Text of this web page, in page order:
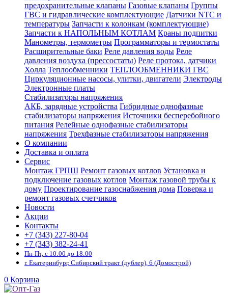
предохранительные клапаны Газовые клапаны Группы
ГВС и гидравлические комплектующие Датчики NTC и
температуры Запчасти к колонкам (комплектующие)
Запчасти к НАПОЛЬНЫМ КОТЛАМ Краны подпитки
Манометры, термометры Программаторы и термостаты
Расширительные баки Реле давления воды Реле
давления воздуха (прессостаты) Реле протока, датчики
Холла Теплообменники ТЕПЛООБМЕННИКИ ГВС
Циркуляционные насосы, улитки, двигатели Электроды
Электронные платы
Стабилизаторы напряжения
АКБ, зарядные устройства Гибридные однофазные
стабилизаторы напряжения Источники бесперебойного
питания Релейные однофазные стабилизаторы
напряжения Трехфазные стабилизаторы напряжения
О компании
Доставка и оплата
Сервис
Монтаж ГРПШ Ремонт газовых котлов Установка и
подключение газовых котлов Монтаж газовой трубы к
дому Проектирование газоснабжения дома Поверка и
ремонт газовых счетчиков
Новости
Акции
Контакты
+7 (343) 227-80-04
+7 (343) 382-24-41
Пн-Пт, с 10:00 до 18:00
г. Екатеринбург, Сибирский тракт (дублер), 6 (Домострой)
0 Корзина